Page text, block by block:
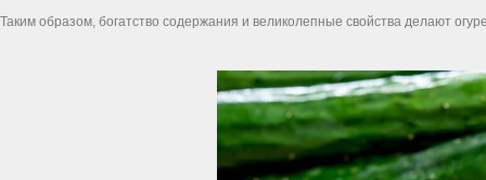
Таким образом, богатство содержания и великолепные свойства делают